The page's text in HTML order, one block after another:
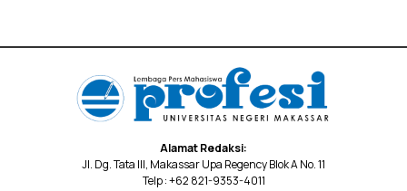
Alamat Redaksi:
Jl. Dg. Tata III, Makassar Upa Regency Blok A No. 11
Telp : +62 821-9353-4011